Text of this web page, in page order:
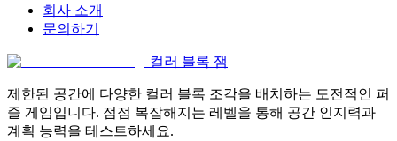
회사 소개
문의하기
컬러 블록 잼
제한된 공간에 다양한 컬러 블록 조각을 배치하는 도전적인 퍼
즐 게임입니다. 점점 복잡해지는 레벨을 통해 공간 인지력과
계획 능력을 테스트하세요.